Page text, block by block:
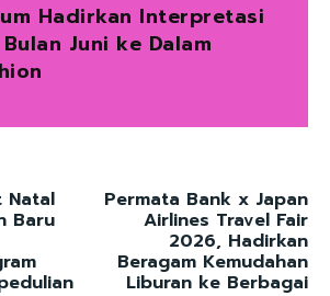
Hadirkan Interpretasi
Juni ke Dalam
Natal
Baru
Permata Bank x Japan
Airlines Travel Fair
2026, Hadirkan
Beragam Kemudahan
Liburan ke Berbagai